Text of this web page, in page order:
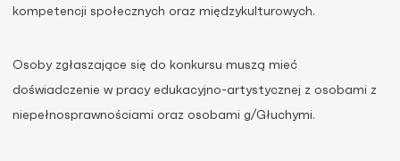
kompetencji społecznych oraz międzykulturowych.
Osoby zgłaszające się do konkursu muszą mieć
doświadczenie w pracy edukacyjno-artystycznej z osobami z
niepełnosprawnościami oraz osobami g/Głuchymi.